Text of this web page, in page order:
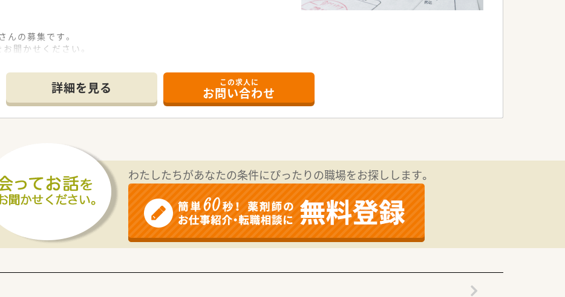
の募集です。
聞かせください。
円まで応相談です☆
立 平成4年5月)設立です。
充実に重点を置き、持続的に医療ニーズが高く長期にわたり入院医療が必要な方のために療養環境を整
齢者施設とも連携を行っている病院です。
名の体制です
御認定薬剤師を取得した薬剤師も在籍しています。
/月を実施しています。
詳細を見る この求人に
お問い合わせ
わたしたちがあなたの条件にぴったりの職場をお探しします。